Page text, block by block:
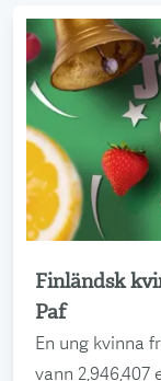
Finländsk
Paf
En ung kvinna
vann
Läs mer